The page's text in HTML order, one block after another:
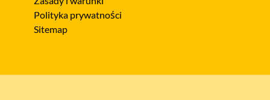
Polityka prywatności
Sitemap